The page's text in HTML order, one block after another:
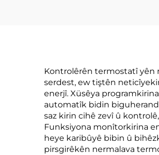
Kontrolêrên termostatî yên
serdest, ew tiştên
enerjî. Xüsêya
automatîk bidin
saz kirin cihê zevî û
Funksiyona monîtorkirina
heye karibûyê bibin û
pirsgirêkên nermalava